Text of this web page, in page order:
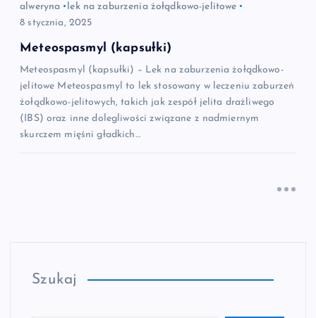
alweryna
lek na zaburzenia żołądkowo-jelitowe
8 stycznia, 2025
Meteospasmyl (kapsułki)
Meteospasmyl (kapsułki) – Lek na zaburzenia żołądkowo-
jelitowe Meteospasmyl to lek stosowany w leczeniu zaburzeń
żołądkowo-jelitowych, takich jak zespół jelita drażliwego
(IBS) oraz inne dolegliwości związane z nadmiernym
skurczem mięśni gładkich…
Szukaj